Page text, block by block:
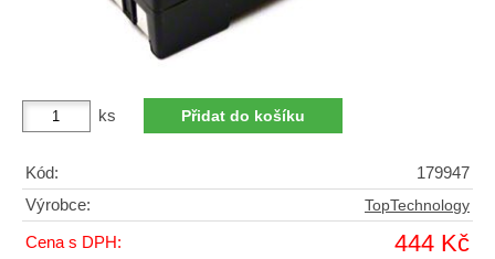
ks
Kód:
179947
Výrobce:
TopTechnology
Cena s DPH: 444 Kč